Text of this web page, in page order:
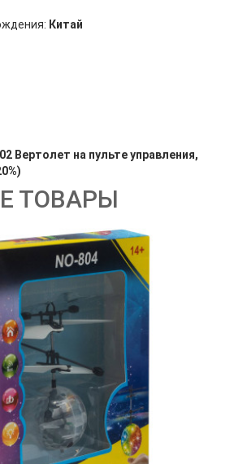
Китай
Вертолет на пульте управления,
ТОВАРЫ